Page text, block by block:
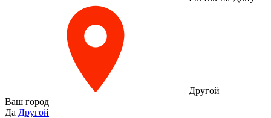
Другой
Ваш город
Да Другой